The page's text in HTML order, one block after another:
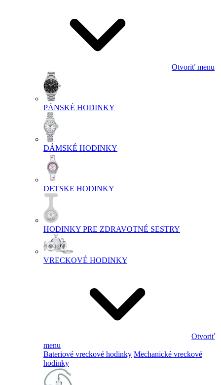
Otvoriť menu
PÁNSKÉ HODINKY
DÁMSKÉ HODINKY
DETSKE HODINKY
HODINKY PRE ZDRAVOTNÉ SESTRY
VRECKOVÉ HODINKY
Otvoriť
menu
Bateriové vreckové hodinky Mechanické vreckové
hodinky